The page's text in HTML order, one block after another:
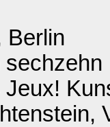
Berlin